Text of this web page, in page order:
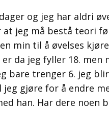
og jeg har aldri
jeg må bestå teori
min til å øvelses
da jeg fyller 18. men
bare trenger 6. jeg
gjøre for å endre
han. Har dere noen